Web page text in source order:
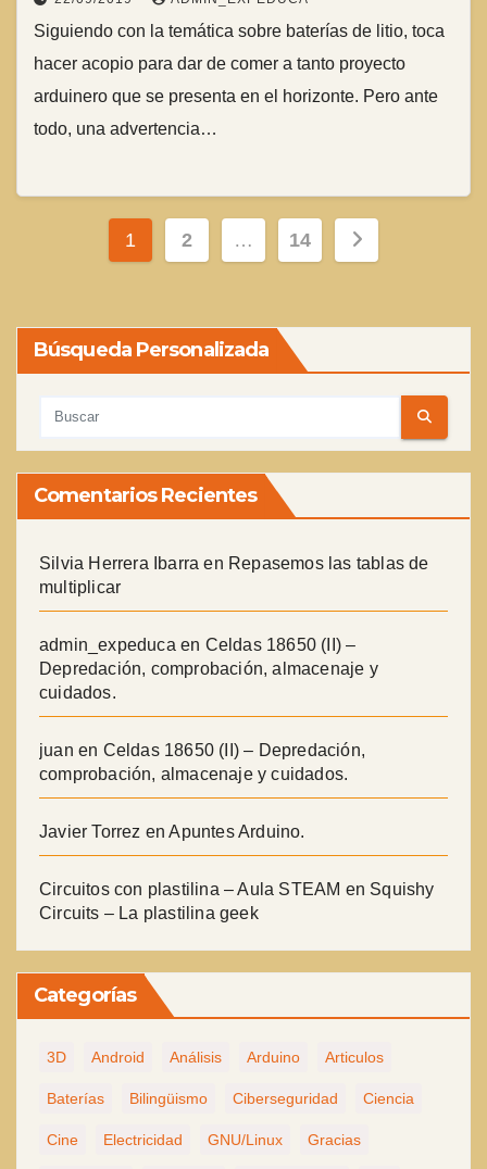
Siguiendo con la temática sobre baterías de litio, toca
hacer acopio para dar de comer a tanto proyecto
arduinero que se presenta en el horizonte. Pero ante
todo, una advertencia…
Paginación
entradas
1 2 … 14
Búsqueda Personalizada
Comentarios Recientes
Silvia Herrera Ibarra en Repasemos las tablas de
multiplicar
admin_expeduca en Celdas 18650 (II) –
Depredación, comprobación, almacenaje y
cuidados.
juan en Celdas 18650 (II) – Depredación,
comprobación, almacenaje y cuidados.
Javier Torrez enApuntes Arduino.
Circuitos con plastilina – Aula STEAM en Squishy
Circuits – La plastilina geek
Categorías
3D Android Análisis Arduino Articulos
Baterías Bilingüismo Ciberseguridad Ciencia
Cine Electricidad GNU/Linux Gracias